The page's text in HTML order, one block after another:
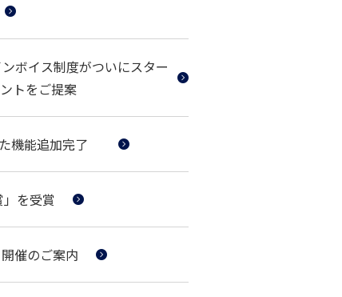
ボイス制度がついにスター
トをご提案
た機能追加完了
」を受賞
催のご案内